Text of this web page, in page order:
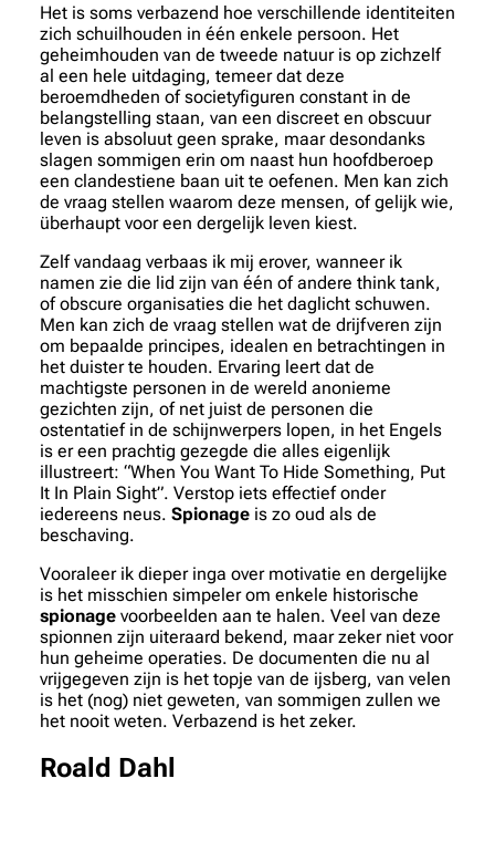
Het is soms verbazend hoe verschillende identiteiten
zich schuilhouden in één enkele persoon. Het
geheimhouden van de tweede natuur is op zichzelf
al een hele uitdaging, temeer dat deze
beroemdheden of societyfiguren constant in de
belangstelling staan, van een discreet en obscuur
leven is absoluut geen sprake, maar desondanks
slagen sommigen erin om naast hun hoofdberoep
een clandestiene baan uit te oefenen. Men kan zich
de vraag stellen waarom deze mensen, of gelijk wie,
überhaupt voor een dergelijk leven kiest.
Zelf vandaag verbaas ik mij erover, wanneer ik
namen zie die lid zijn van één of andere think tank,
of obscure organisaties die het daglicht schuwen.
Men kan zich de vraag stellen wat de drijfveren zijn
om bepaalde principes, idealen en betrachtingen in
het duister te houden. Ervaring leert dat de
machtigste personen in de wereld anonieme
gezichten zijn, of net juist de personen die
ostentatief in de schijnwerpers lopen, in het Engels
is er een prachtig gezegde die alles eigenlijk
illustreert: “When You Want To Hide Something, Put
It In Plain Sight”. Verstop iets effectief onder
iedereens neus. Spionage is zo oud als de
beschaving.
Vooraleer ik dieper inga over motivatie en dergelijke
is het misschien simpeler om enkele historische
spionage voorbeelden aan te halen. Veel van deze
spionnen zijn uiteraard bekend, maar zeker niet voor
hun geheime operaties. De documenten die nu al
vrijgegeven zijn is het topje van de ijsberg, van velen
is het (nog) niet geweten, van sommigen zullen we
het nooit weten. Verbazend is het zeker.
Roald Dahl